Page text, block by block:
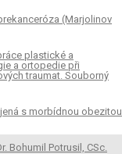
(Marjolinov
plastické a
a ortopedie při
traumat. Souborný
s morbídnou obezitou
Bohumil Potrusil, CSc.